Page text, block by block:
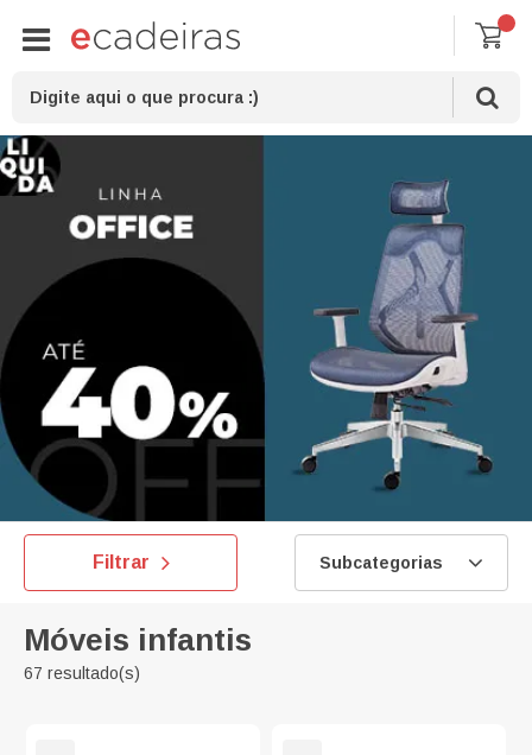
Filtrar
Móveis infantis
67 resultado(s)
Subcategorias